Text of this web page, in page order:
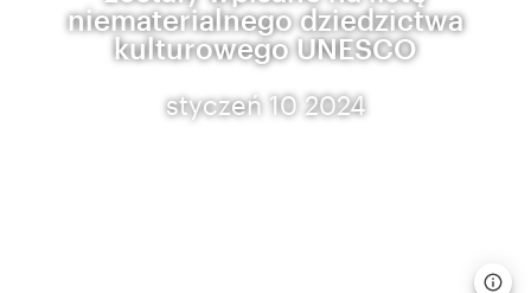
niematerialnego dziedzictwa
kulturowego UNESCO
styczeń 10 2024